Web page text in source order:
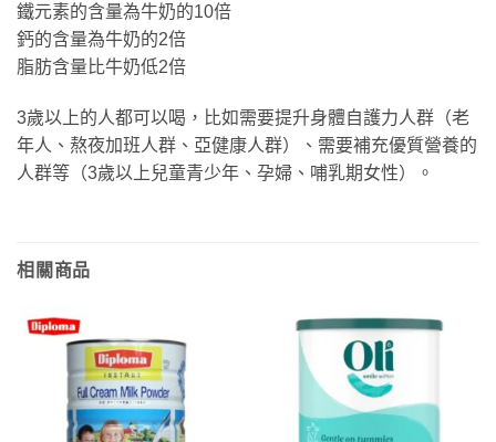
鐵元素的含量為牛奶的10倍
鈣的含量為牛奶的2倍
脂肪含量比牛奶低2倍
3歲以上的人都可以喝，比如需要提升身體自護力人群（老
年人、熬夜加班人群、亞健康人群）、需要補充優質營養的
人群等（3歲以上兒童青少年、孕婦、哺乳期女性）。
相關商品